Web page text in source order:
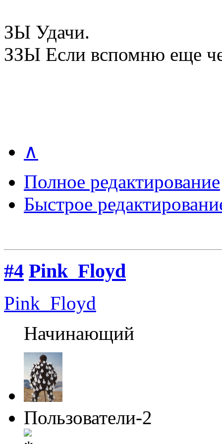
ЗЫ Удачи.
ЗЗЫ Если вспомню еще
∧
Полное редактирование
Быстрое
#4 Pink_Floyd
Pink_Floyd
Начинающий
Пользователи-2